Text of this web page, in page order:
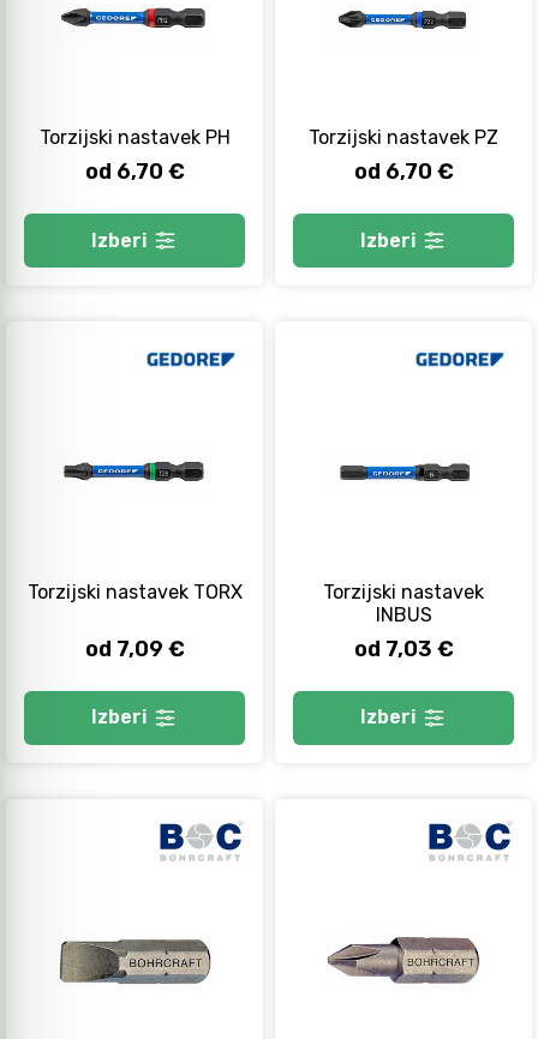
Torzijski nastavek PH
od 6,70 €
Izberi
Torzijski nastavek PZ
od 6,70 €
Izberi
Torzijski nastavek TORX
od 7,09 €
Izberi
Torzijski nastavek
INBUS
od 7,03 €
Izberi